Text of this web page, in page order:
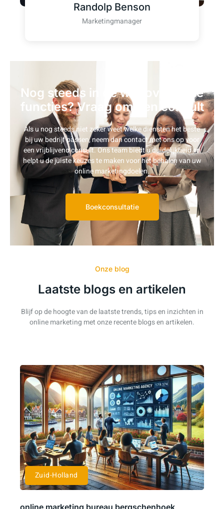
Randolp Benson
Marketingmanager
Nog steeds in de war over onze
functies? Vraag om een ​​consult
Als u nog steeds niet zeker weet welke diensten het beste
bij uw bedrijf passen, neem dan contact met ons op voor
een vrijblijvend consult. Ons team biedt u duidelijkheid en
helpt u de juiste keuzes te maken voor het behalen van uw
online marketingdoelen.
Boekconsultatie
Onze blog
Laatste blogs en artikelen
Blijf op de hoogte van de laatste trends, tips en inzichten in
online marketing met onze recente blogs en artikelen.
Zuid-Holland
online marketing bureau bergschenhoek